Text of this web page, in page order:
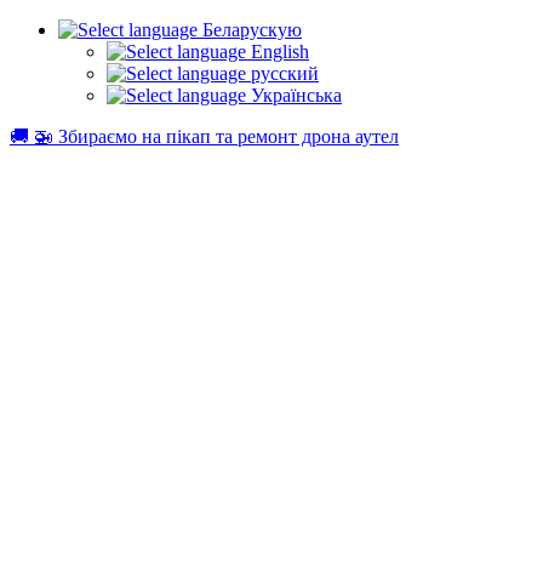
Беларускую
English
русский
Українська
🚚 🚁 Збираємо на пікап та ремонт дрона аутел